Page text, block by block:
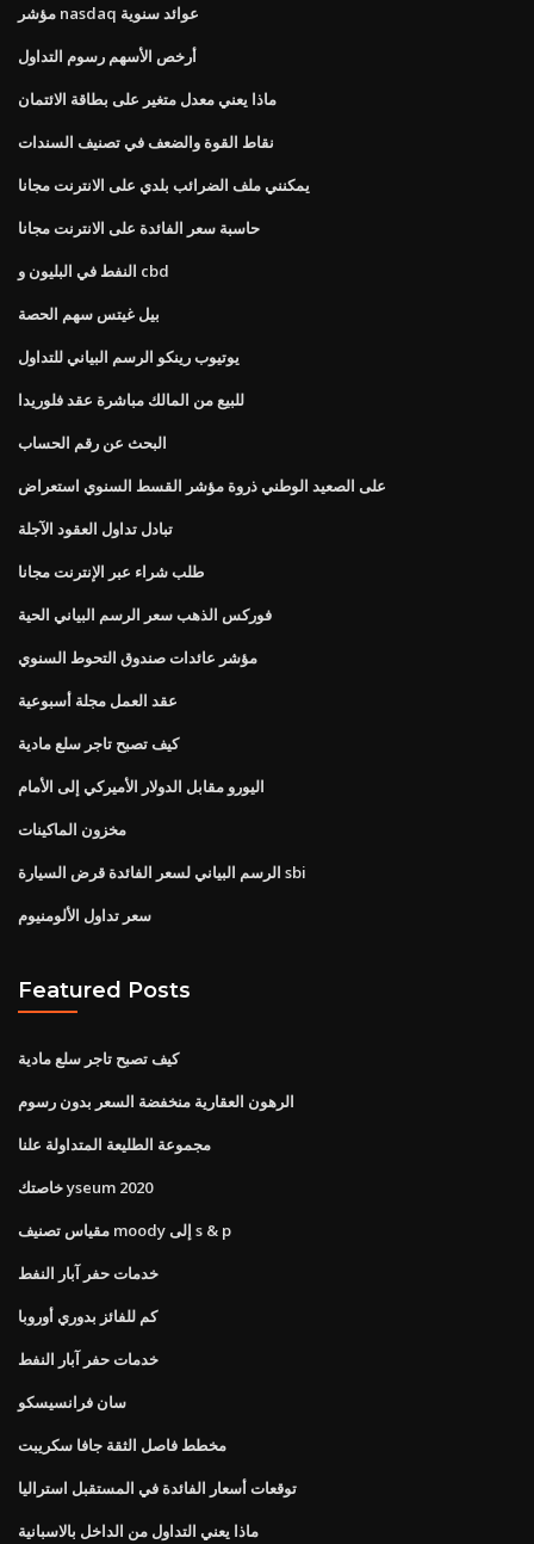
مؤشر nasdaq عوائد سنوية
أرخص الأسهم رسوم التداول
ماذا يعني معدل متغير على بطاقة الائتمان
نقاط القوة والضعف في تصنيف السندات
يمكنني ملف الضرائب بلدي على الانترنت مجانا
حاسبة سعر الفائدة على الانترنت مجانا
النفط في البليون و cbd
بيل غيتس سهم الحصة
يوتيوب رينكو الرسم البياني للتداول
للبيع من المالك مباشرة عقد فلوريدا
البحث عن رقم الحساب
على الصعيد الوطني ذروة مؤشر القسط السنوي استعراض
تبادل تداول العقود الآجلة
طلب شراء عبر الإنترنت مجانا
فوركس الذهب سعر الرسم البياني الحية
مؤشر عائدات صندوق التحوط السنوي
عقد العمل مجلة أسبوعية
كيف تصبح تاجر سلع مادية
اليورو مقابل الدولار الأميركي إلى الأمام
مخزون الماكينات
الرسم البياني لسعر الفائدة قرض السيارة sbi
سعر تداول الألومنيوم
Featured Posts
كيف تصبح تاجر سلع مادية
الرهون العقارية منخفضة السعر بدون رسوم
مجموعة الطليعة المتداولة علنا
خاصتك yseum 2020
مقياس تصنيف moody إلى s & p
خدمات حفر آبار النفط
كم للفائز بدوري أوروبا
خدمات حفر آبار النفط
سان فرانسيسكو
مخطط فاصل الثقة جافا سكريبت
توقعات أسعار الفائدة في المستقبل استراليا
ماذا يعني التداول من الداخل بالاسبانية